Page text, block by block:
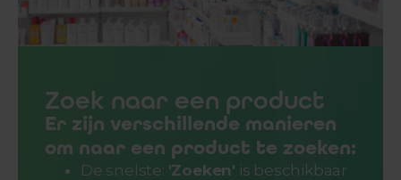
Zoek naar een product
Er zijn verschillende manieren
om naar een product te zoeken:
De snelste: 'Zoeken' is beschikbaar